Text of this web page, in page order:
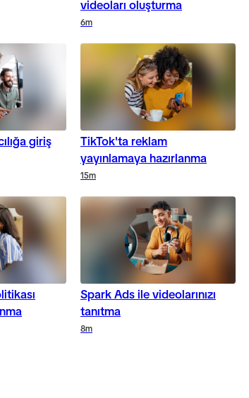
videoları oluşturma
6m
giriş
TikTok'ta reklam
yayınlamaya hazırlanma
15m
Spark Ads ile videolarınızı
tanıtma
8m